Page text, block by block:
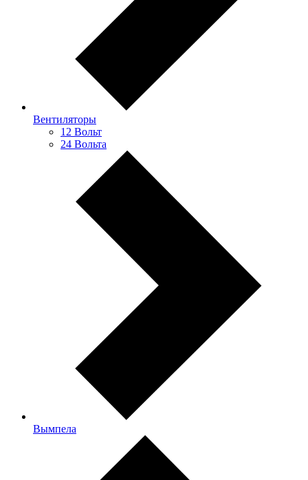
Вентиляторы
12 Вольт
24 Вольта
Вымпела